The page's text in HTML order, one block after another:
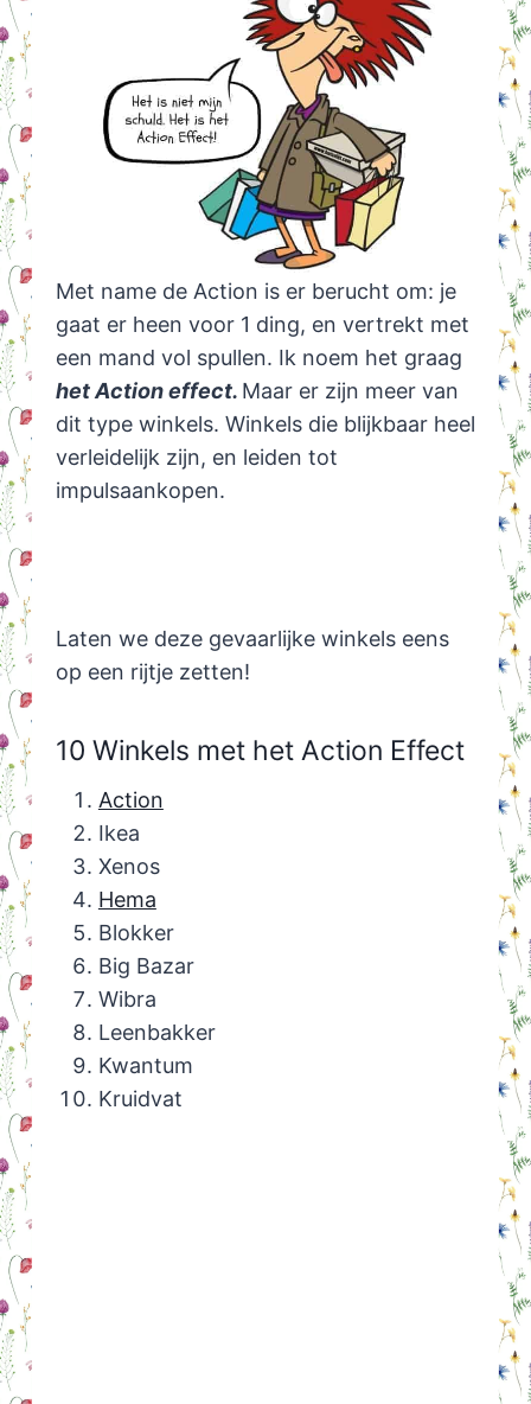
Met name de Action is er berucht om: je
gaat er heen voor 1 ding, en vertrekt met
een mand vol spullen. Ik noem het graag
het Action effect. Maar er zijn meer van
dit type winkels. Winkels die blijkbaar heel
verleidelijk zijn, en leiden tot
impulsaankopen.
Laten we deze gevaarlijke winkels eens
op een rijtje zetten!
10 Winkels met het Action Effect
Action
Ikea
Xenos
Hema
Blokker
Big Bazar
Wibra
Leenbakker
Kwantum
Kruidvat